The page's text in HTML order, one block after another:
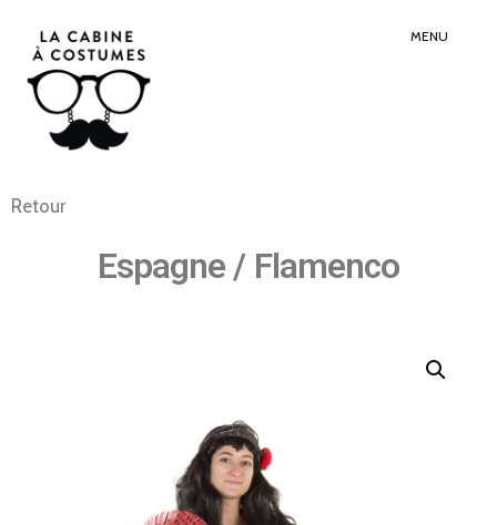
MENU
Retour
Espagne / Flamenco